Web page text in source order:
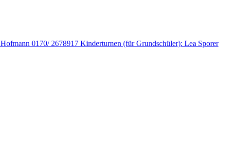
0170/ 2678917 Kinderturnen (für Grundschüler): Lea Sporer